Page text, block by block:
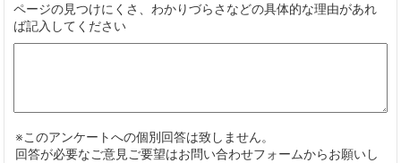
ページの見つけにくさ、わかりづらさなどの具体的な理由があれ
ば記入してください
※このアンケートへの個別回答は致しません。
回答が必要なご意見ご要望はお問い合わせフォームからお願いし